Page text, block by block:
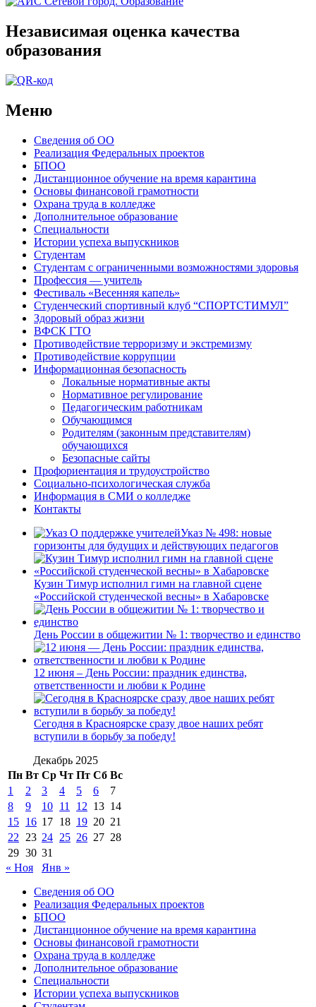
Независимая оценка качества
образования
Меню
Сведения об ОО
Реализация Федеральных проектов
БПОО
Дистанционное обучение на время карантина
Основы финансовой грамотности
Охрана труда в колледже
Дополнительное образование
Специальности
Истории успеха выпускников
Студентам
Студентам с ограниченными возможностями здоровья
Профессия — учитель
Фестиваль «Весенняя капель»
Студенческий спортивный клуб “СПОРТСТИМУЛ”
Здоровый образ жизни
ВФСК ГТО
Противодействие терроризму и экстремизму
Противодействие коррупции
Информационная безопасность
Локальные нормативные акты
Нормативное регулирование
Педагогическим работникам
Обучающимся
Родителям (законным представителям)
обучающихся
Безопасные сайты
Профориентация и трудоустройство
Социально-психологическая служба
Информация в СМИ о колледже
Контакты
Указ № 498: новые
горизонты для будущих и действующих педагогов
Кузин Тимур исполнил гимн на главной сцене
«Российской студенческой весны» в Хабаровске
День России в общежитии № 1: творчество и единство
12 июня – День России: праздник единства,
ответственности и любви к Родине
Сегодня в Красноярске сразу двое наших ребят
вступили в борьбу за победу!
Декабрь 2025
Пн Вт Ср Чт Пт Сб Вс
1
2 3 4 5 6
7
8
9 10 11 12 13 14
15 16 17 18 19 20 21
22
23 24 25 26 27 28
29 30 31
« Ноя
Янв »
Сведения об ОО
Реализация Федеральных проектов
БПОО
Дистанционное обучение на время карантина
Основы финансовой грамотности
Охрана труда в колледже
Дополнительное образование
Специальности
Истории успеха выпускников